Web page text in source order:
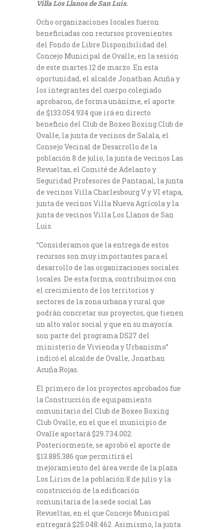
Villa Los Llanos de San Luis.
Ocho organizaciones locales fueron
beneficiadas con recursos provenientes
del Fondo de Libre Disponibilidad del
Concejo Municipal de Ovalle, en la sesión
de este martes 12 de marzo. En esta
oportunidad, el alcalde Jonathan Acuña y
los integrantes del cuerpo colegiado
aprobaron, de forma unánime, el aporte
de $133.054.934 que irá en directo
beneficio del Club de Boxeo Boxing Club de
Ovalle, la junta de vecinos de Salala, el
Consejo Vecinal de Desarrollo de la
población 8 de julio, la junta de vecinos Las
Revueltas, el Comité de Adelanto y
Seguridad Profesores de Pantanal, la junta
de vecinos Villa Charlesbourg V y VI etapa,
junta de vecinos Villa Nueva Agrícola y la
junta de vecinos Villa Los Llanos de San
Luis.
“Consideramos que la entrega de estos
recursos son muy importantes para el
desarrollo de las organizaciones sociales
locales. De esta forma, contribuimos con
el crecimiento de los territorios y
sectores de la zona urbana y rural que
podrán concretar sus proyectos, que tienen
un alto valor social y que en su mayoría
son parte del programa DS27 del
ministerio de Vivienda y Urbanismo”
indicó el alcalde de Ovalle, Jonathan
Acuña Rojas.
El primero de los proyectos aprobados fue
la Construcción de equipamiento
comunitario del Club de Boxeo Boxing
Club Ovalle, en el que el municipio de
Ovalle aportará $29.734.002.
Posteriormente, se aprobó el aporte de
$13.885.386 que permitirá el
mejoramiento del área verde de la plaza
Los Lirios de la población 8 de julio y la
construcción de la edificación
comunitaria de la sede social Las
Revueltas, en el que Concejo Municipal
entregará $25.048.462. Asimismo, la junta